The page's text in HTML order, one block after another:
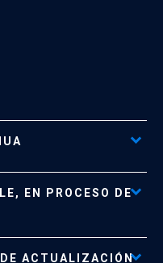
Importante
EN PROCESO DE
file_download
ACTUALIZACIÓN